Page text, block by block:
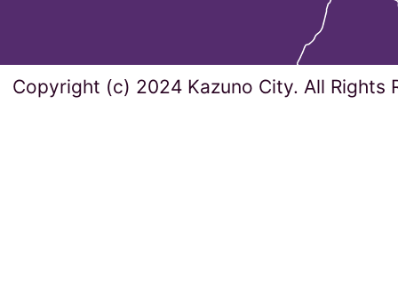
Copyright (c) 2024 Kazuno City. All Rights